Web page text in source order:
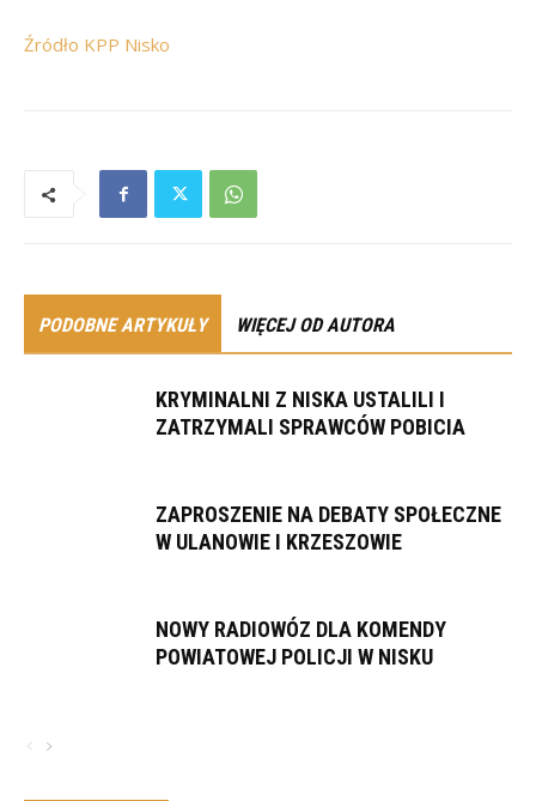
Źródło KPP Nisko
PODOBNE ARTYKUŁY WIĘCEJ OD AUTORA
KRYMINALNI Z NISKA USTALILI I
ZATRZYMALI SPRAWCÓW POBICIA
ZAPROSZENIE NA DEBATY SPOŁECZNE
W ULANOWIE I KRZESZOWIE
NOWY RADIOWÓZ DLA KOMENDY
POWIATOWEJ POLICJI W NISKU